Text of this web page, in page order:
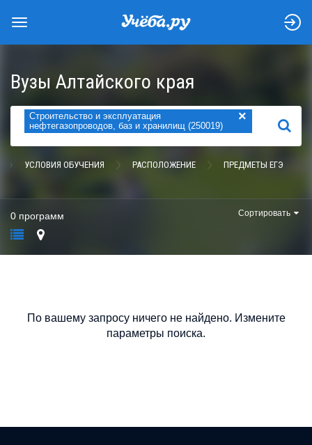
Вузы Алтайского края
Строительство и эксплуатация
нефтегазопроводов, баз и хранилищ (250019)
×
НАЙТИ
УСЛОВИЯ ОБУЧЕНИЯ РАСПОЛОЖЕНИЕ ПРЕДМЕТЫ ЕГЭ
0 программ Сортировать
По вашему запросу ничего не найдено. Измените
параметры поиска.